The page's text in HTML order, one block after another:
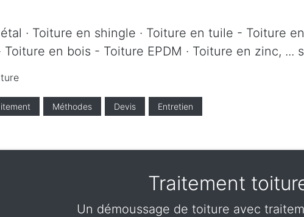
· Toiture en shingle · Toiture en tuile - Toiture
Toiture en bois - Toiture EPDM · Toiture en zinc, ...
Méthodes Devis Entretien
Traitement
Un démoussage de toiture avec